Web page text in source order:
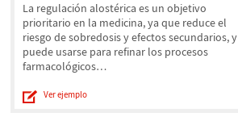
La regulación alostérica es un objetivo
prioritario en la medicina, ya que reduce el
riesgo de sobredosis y efectos secundarios, y
puede usarse para refinar los procesos
farmacológicos…
Ver ejemplo